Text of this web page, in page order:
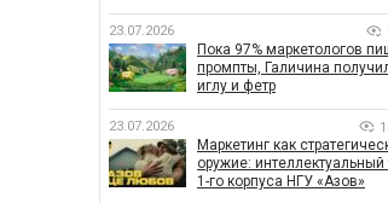
23.07.2026
Пока 97% маркетологов
промпты, Галичина
иглу и фетр
23.07.2026
Маркетинг как
оружие: интеллектуальный
1-го корпуса НГУ «Азов»